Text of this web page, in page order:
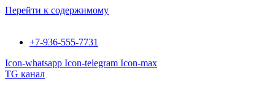
Перейти к содержимому
+7-936-555-7731
Icon-whatsapp Icon-telegram Icon-max
TG канал